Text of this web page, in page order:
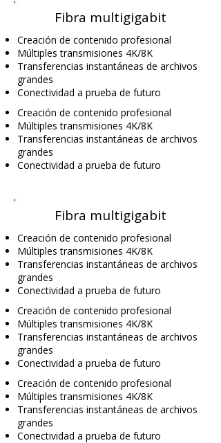
Fibra multigigabit
Creación de contenido profesional
Múltiples transmisiones 4K/8K
Transferencias instantáneas de archivos
grandes
Conectividad a prueba de futuro
Creación de contenido profesional
Múltiples transmisiones 4K/8K
Transferencias instantáneas de archivos
grandes
Conectividad a prueba de futuro
Fibra multigigabit
Creación de contenido profesional
Múltiples transmisiones 4K/8K
Transferencias instantáneas de archivos
grandes
Conectividad a prueba de futuro
Creación de contenido profesional
Múltiples transmisiones 4K/8K
Transferencias instantáneas de archivos
grandes
Conectividad a prueba de futuro
Creación de contenido profesional
Múltiples transmisiones 4K/8K
Transferencias instantáneas de archivos
grandes
Conectividad a prueba de futuro